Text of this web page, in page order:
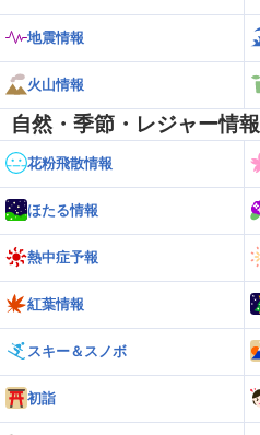
地震情報
火山情報
自然・季節・レジャー情報
花粉飛散情報
ほたる情報
熱中症予報
紅葉情報
スキー＆スノボ
初詣